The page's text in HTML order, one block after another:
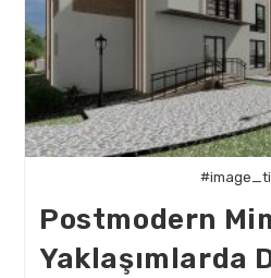
Postmodern
Yaklaşımlarda